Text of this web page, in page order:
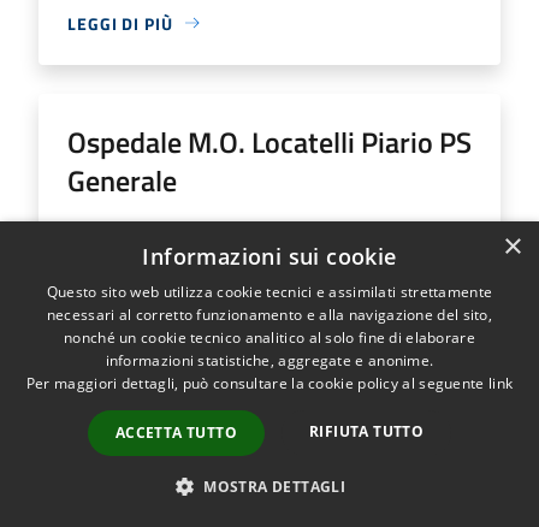
LEGGI DI PIÙ
Ospedale M.O. Locatelli Piario PS
Generale
Indirizzo
Via Groppino, 22
Ospedale M.O. Locatelli Piario PS Generale...
LEGGI DI PIÙ
Ospedale SS Trinità Romano L.
×
Informazioni sui cookie
Questo sito web utilizza cookie tecnici e assimilati strettamente
necessari al corretto funzionamento e alla navigazione del sito,
nonché un cookie tecnico analitico al solo fine di elaborare
informazioni statistiche, aggregate e anonime.
Per maggiori dettagli, può consultare la cookie policy al seguente link
ACCETTA TUTTO RIFIUTA TUTTO
MOSTRA DETTAGLI